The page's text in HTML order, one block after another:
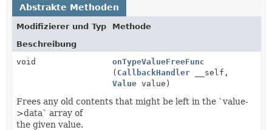
Abstrakte Methoden
Modifizierer und Typ
Methode
Beschreibung
void
onTypeValueFreeFunc
( CallbackHandler __self,
Value value)
Frees any old contents that might be left in the `value-
>data` array of
the given value.